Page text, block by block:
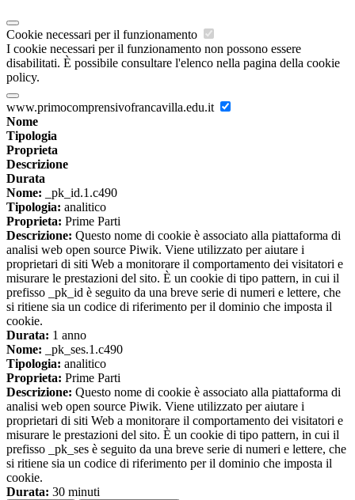
Cookie necessari per il funzionamento
I cookie necessari per il funzionamento non possono essere
disabilitati. È possibile consultare l'elenco nella pagina della cookie
policy.
www.primocomprensivofrancavilla.edu.it
Nome
Tipologia
Proprieta
Descrizione
Durata
Nome: _pk_id.1.c490
Tipologia: analitico
Proprieta: Prime Parti
Descrizione: Questo nome di cookie è associato alla piattaforma di
analisi web open source Piwik. Viene utilizzato per aiutare i
proprietari di siti Web a monitorare il comportamento dei visitatori e
misurare le prestazioni del sito. È un cookie di tipo pattern, in cui il
prefisso _pk_id è seguito da una breve serie di numeri e lettere, che
si ritiene sia un codice di riferimento per il dominio che imposta il
cookie.
Durata: 1 anno
Nome: _pk_ses.1.c490
Tipologia: analitico
Proprieta: Prime Parti
Descrizione: Questo nome di cookie è associato alla piattaforma di
analisi web open source Piwik. Viene utilizzato per aiutare i
proprietari di siti Web a monitorare il comportamento dei visitatori e
misurare le prestazioni del sito. È un cookie di tipo pattern, in cui il
prefisso _pk_ses è seguito da una breve serie di numeri e lettere, che
si ritiene sia un codice di riferimento per il dominio che imposta il
cookie.
Durata: 30 minuti